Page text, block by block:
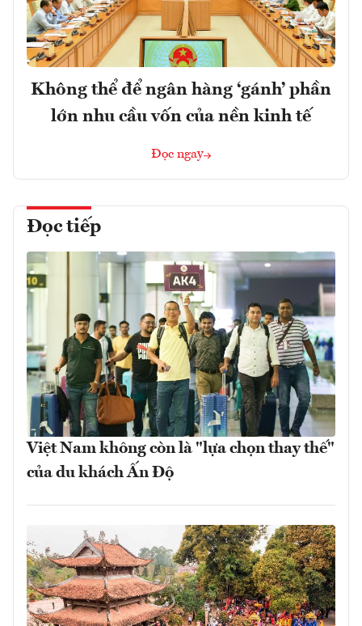
Không thể để ngân hàng ‘gánh’ phần
lớn nhu cầu vốn của nền kinh tế
Đọc ngay
Đọc tiếp
Việt Nam không còn là "lựa chọn thay thế"
của du khách Ấn Độ